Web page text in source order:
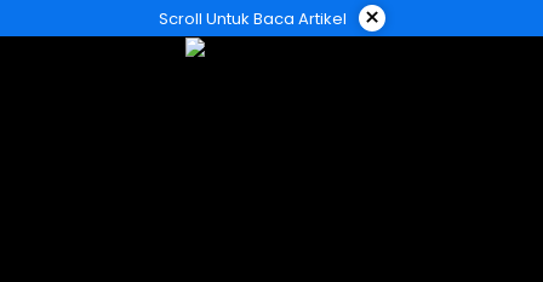
ke
Scroll Untuk Baca Artikel ×